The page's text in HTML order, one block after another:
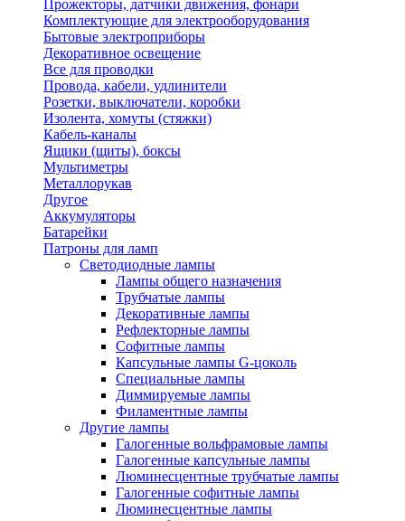
Прожекторы, датчики движения, фонари
Комплектующие для электрооборудования
Бытовые электроприборы
Декоративное освещение
Все для проводки
Провода, кабели, удлинители
Розетки, выключатели, коробки
Изолента, хомуты (стяжки)
Кабель-каналы
Ящики (щиты), боксы
Мультиметры
Металлорукав
Другое
Аккумуляторы
Батарейки
Патроны для ламп
Светодиодные лампы
Лампы общего назначения
Трубчатые лампы
Декоративные лампы
Рефлекторные лампы
Софитные лампы
Капсульные лампы G-цоколь
Специальные лампы
Диммируемые лампы
Филаментные лампы
Другие лампы
Галогенные вольфрамовые лампы
Галогенные капсульные лампы
Люминесцентные трубчатые лампы
Галогенные софитные лампы
Люминесцентные лампы